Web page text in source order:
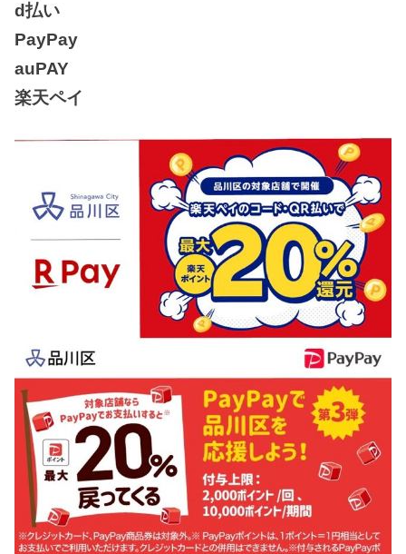
d払い
PayPay
auPAY
楽天ペイ